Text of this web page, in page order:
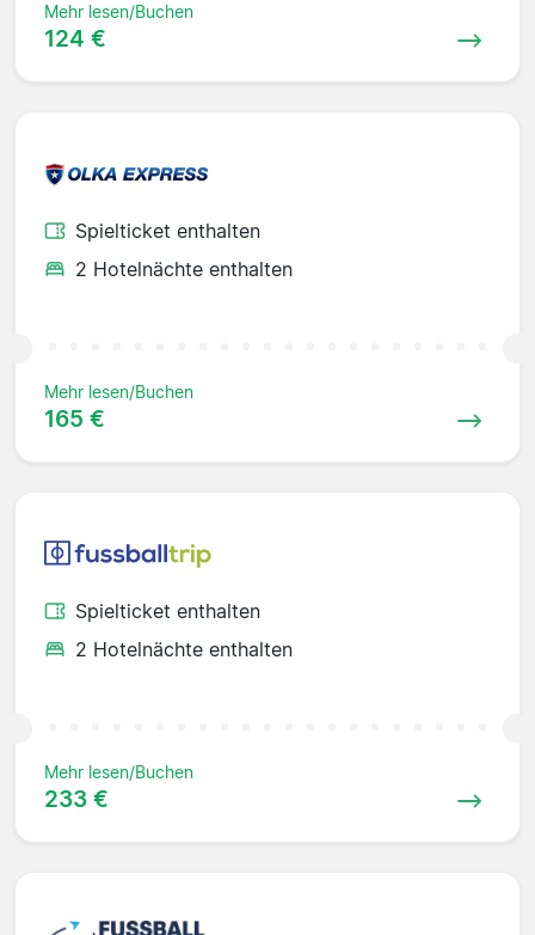
Mehr lesen/Buchen
124 €
Spielticket enthalten
2 Hotelnächte enthalten
Mehr lesen/Buchen
165 €
Spielticket enthalten
2 Hotelnächte enthalten
Mehr lesen/Buchen
233 €